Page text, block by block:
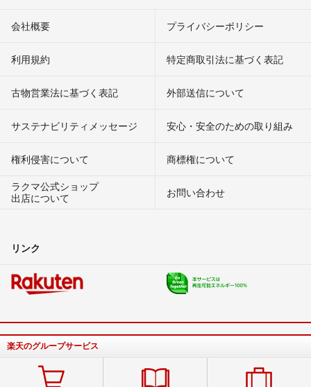
会社概要 プライバシーポリシー
利用規約 特定商取引法に基づく表記
古物営業法に基づく表記 外部送信について
サステナビリティメッセージ 安心・安全のための取り組み
権利侵害について
商標権について
ラクマ公式ショップ
出店について
お問い合わせ
リンク
楽天のグループサービス